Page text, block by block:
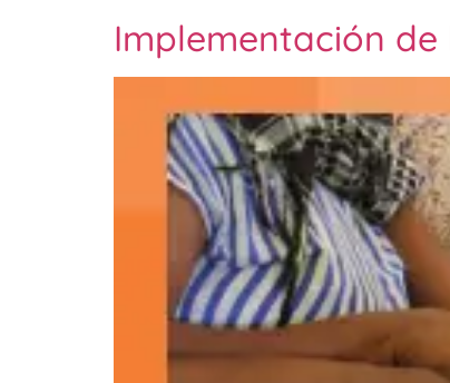
Implementación de